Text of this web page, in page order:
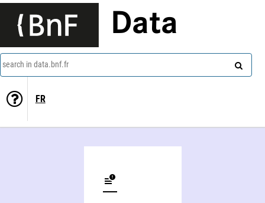
Data
search in data.bnf.fr
FR